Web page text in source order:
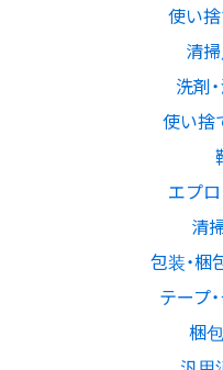
使い捨
清掃
洗剤
使い捨
エプロ
清
包装・梱
テープ
梱